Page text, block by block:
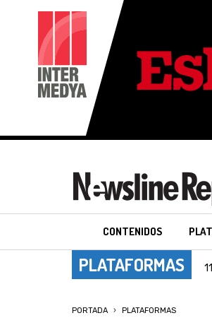
CONTENIDOS
PLATAFORMAS
PORTADA PLATAFORMAS